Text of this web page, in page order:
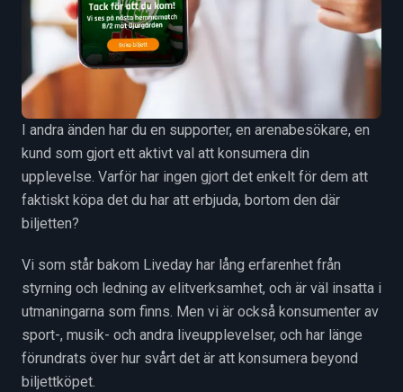
I andra änden har du en supporter, en arenabesökare, en
kund som gjort ett aktivt val att konsumera din
upplevelse. Varför har ingen gjort det enkelt för dem att
faktiskt köpa det du har att erbjuda, bortom den där
biljetten?
Vi som står bakom Liveday har lång erfarenhet från
styrning och ledning av elitverksamhet, och är väl insatta i
utmaningarna som finns. Men vi är också konsumenter av
sport-, musik- och andra liveupplevelser, och har länge
förundrats över hur svårt det är att konsumera beyond
biljettköpet.